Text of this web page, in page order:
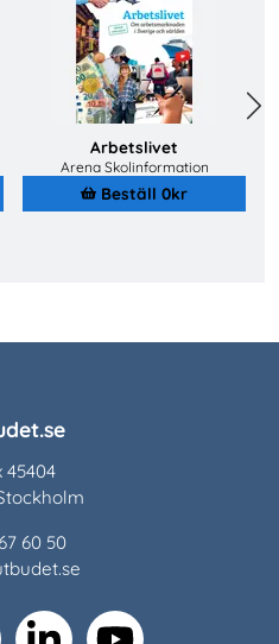
Arbetslivet
Arena Skolinformation
Beställ 0kr
Next
45404
60 50
linkedin youtube